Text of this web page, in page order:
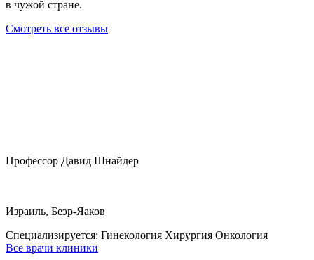
в чужой стране.
Смотреть все отзывы
Профессор Давид Шнайдер
Израиль, Беэр-Яаков
Специализируется: Гинекология Хирургия Онкология
Все врачи клиники